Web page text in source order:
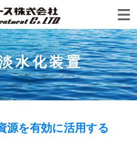
水化装置
源を有効に活用する